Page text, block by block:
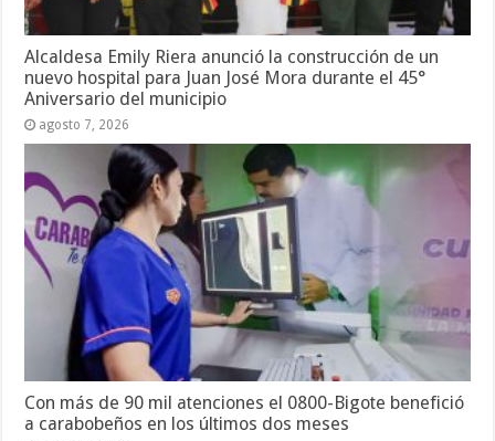
Alcaldesa Emily Riera anunció la construcción de un
nuevo hospital para Juan José Mora durante el 45°
Aniversario del municipio
agosto 7, 2026
Con más de 90 mil atenciones el 0800-Bigote benefició
a carabobeños en los últimos dos meses